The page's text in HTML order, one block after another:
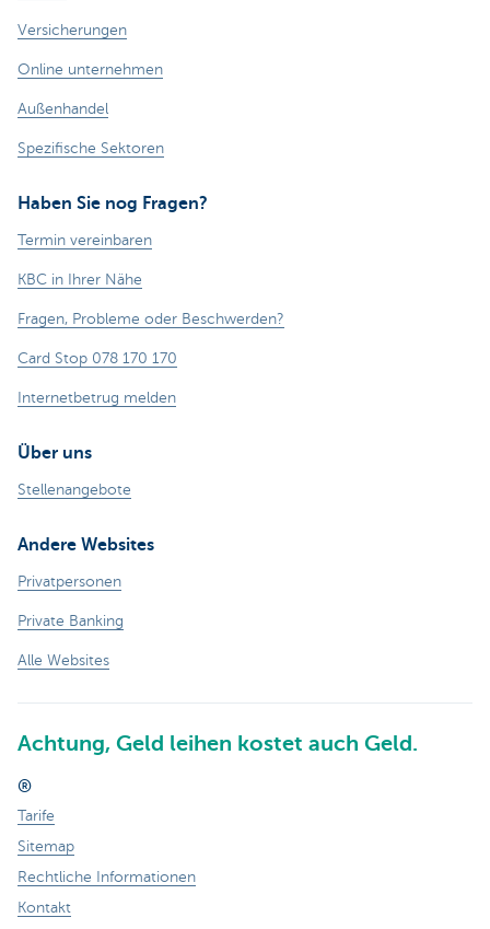
Versicherungen
Online unternehmen
Außenhandel
Spezifische Sektoren
Haben Sie nog Fragen?
Termin vereinbaren
KBC in Ihrer Nähe
Fragen, Probleme oder Beschwerden?
Card Stop 078 170 170
Internetbetrug melden
Über uns
Stellenangebote
Andere Websites
Privatpersonen
Private Banking
Alle Websites
Achtung, Geld leihen kostet auch Geld.
®
Tarife
Sitemap
Rechtliche Informationen
Kontakt